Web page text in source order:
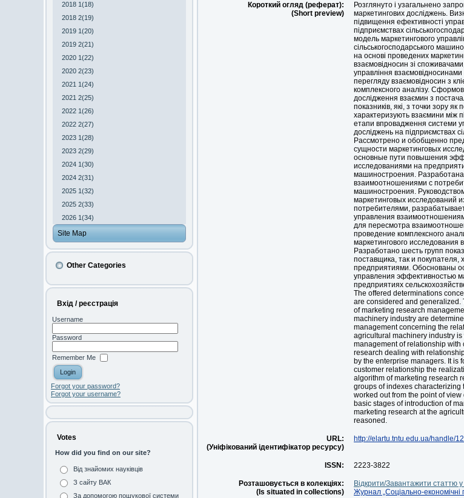
2018 1(18)
2018 2(19)
2019 1(20)
2019 2(21)
2020 1(22)
2020 2(23)
2021 1(24)
2021 2(25)
2022 1(26)
2022 2(27)
2023 1(28)
2023 2(29)
2024 1(30)
2024 2(31)
2025 1(32)
2025 2(33)
2026 1(34)
Site Map
Other Categories
Вхід / реєстрація
Username
Password
Remember Me
Forgot your password?
Forgot your username?
Votes
How did you find on our site?
Від знайомих науківців
З сайту ВАК
За допомогою пошукової системи
Короткий огляд (реферат):
(Short preview)
Розглянуто і узагальнено
маркетингових досліджень.
підвищення ефективності
підприємствах
модель маркетингового
сільськогосподарського
на основі проведених
взаємовідносин зі
управління
перегляду взаємовідносин з
комплексного аналізу.
дослідження взаємин з
показників, які, з точки зору як
характеризують взаємини між
етапи впровадження системи
досліджень на підприємствах
Рассмотрено и обобщенно
сущности маркетинговых
основные пути повышения
исследованиями на
машиностроения.
взаимоотношениями с
машиностроения.
маркетинговых исследований
потребителями,
управления
для пересмотра
проведение комплексного
маркетингового
Разработано шесть групп
поставщика, так и
предприятиями. Обоснованы
управления эффективностью
предприятиях
The offered determinations
are considered and generalized.
of marketing research
machinery industry are
management concerning the
agricultural machinery industry
management of relationship
research dealing with
by the enterprise managers. It is
customer relationship the
algorithm of marketing research
groups of indexes
worked out from the point of
basic stages of introduction of
marketing research at the
reasoned.
URL:
(Уніфікований ідентифікатор ресурсу)
http://elartu.tntu.edu.ua/handle/
ISSN: 2223-3822
Розташовується в колекціях:
(Is situated in collections)
Відкрити/Завантажити статтю
Журнал „Соціально-